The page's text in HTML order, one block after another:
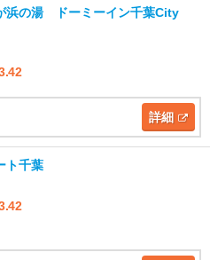
浜の湯 ドーミーイン千葉City
詳細
ト千葉